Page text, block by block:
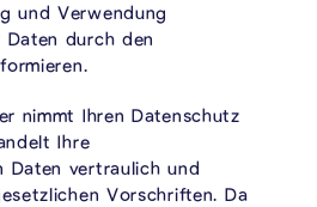
und Verwendung
Daten durch den
nimmt Ihren Datenschutz
Ihre
Daten vertraulich und
Vorschriften. Da